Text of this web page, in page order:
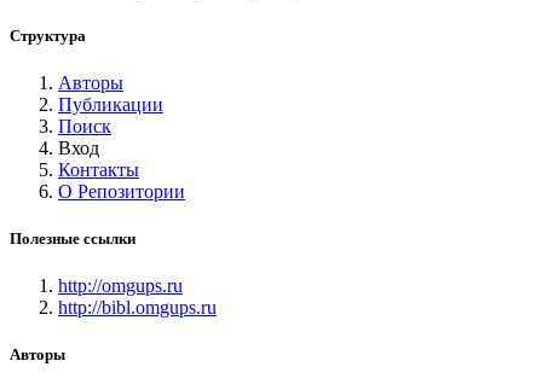
Структура
Авторы
Публикации
Поиск
Вход
Контакты
О Репозитории
Полезные ссылки
http://omgups.ru
http://bibl.omgups.ru
Авторы